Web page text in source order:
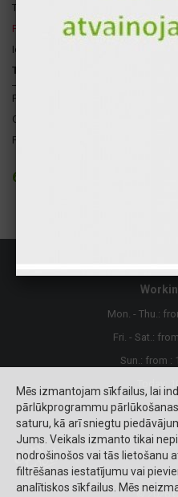
Teriyaki sauce
Fresh cucumber
Iceberg lettuce
Total for 1 p.
Proteins
Carbohydrates
Fats
6.50 €
Mon. - Thu.:
Fri. - Sat.:
Sun.: from :
© 2026
Mēs izmantojam sīkfailus, lai
pārlūkprogrammu
saturu, kā arī sniegtu
Jums. Veikals izmanto tikai
nodrošinošos vai tās lietošanu
filtrēšanas iestatījumu vai
analītiskos sīkfailus. Mēs